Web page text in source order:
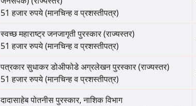
51 हजार रुपये (मानचिन्ह व प्रशस्तीपत्र)
स्वच्छ महाराष्ट्र जनजागृती पुरस्कार (राज्यस्तर)
51 हजार रुपये (मानचिन्ह व प्रशस्तीपत्र)
पत्रकार सुधाकर डोअीफोडे अग्रलेखन पुरस्कार (राज्यस्तर)
51 हजार रुपये (मानचिन्ह व प्रशस्तीपत्र)
दादासाहेब पोतनीस पुरस्कार, नाशिक विभाग